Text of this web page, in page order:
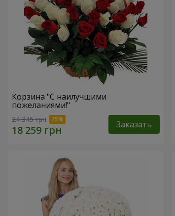
Корзина "С наилучшими
пожеланиями!"
24 345 грн Заказать